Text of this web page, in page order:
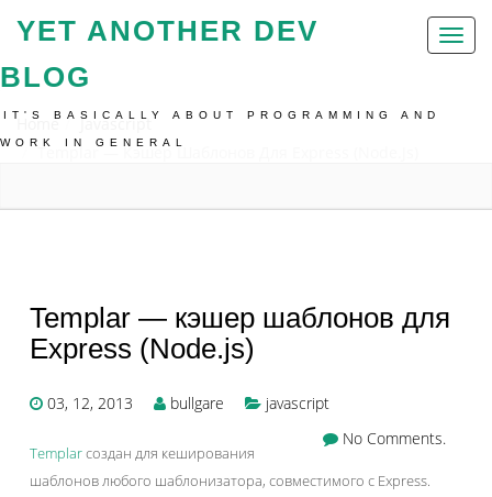
Toggle
YET ANOTHER DEV
BLOG
IT'S BASICALLY ABOUT PROGRAMMING AND
WORK IN GENERAL
Home
Javascript
Templar — Кэшер Шаблонов Для Express (Node.js)
Templar — кэшер шаблонов для
Express (Node.js)
03, 12, 2013 bullgare
javascript
No Comments.
Templarсоздан для кеширования
шаблонов любого шаблонизатора, совместимого с Express.